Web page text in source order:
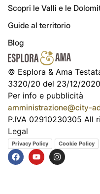
Scopri le Valli e le
Guide al territorio
Blog
© Esplora & Ama
3320/20 del 23/12/2020
Per info e pubblicità
amministrazione@city-
P.IVA 02910230305 All
Legal
Privacy Policy Cookie Policy